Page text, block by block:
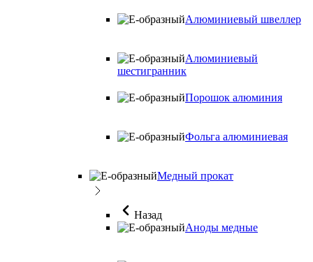
Алюминиевый швеллер
Алюминиевый
шестигранник
Порошок алюминия
Фольга алюминиевая
Медный прокат
Назад
Аноды медные